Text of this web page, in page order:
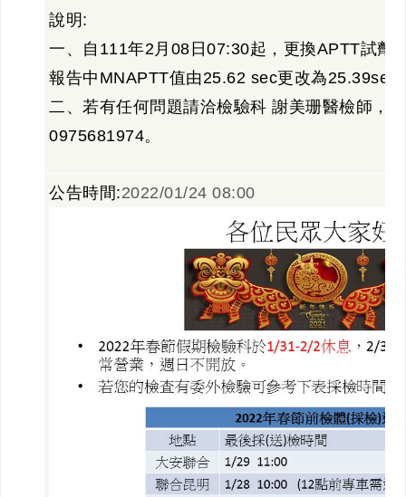
說明:
一、自111年2月08日07:30起，更換APTT試劑
報告中MNAPTT值由25.62 sec更改為25.39sec
二、若有任何問題請洽檢驗科 謝美珊醫檢師，
0975681974。
公告時間:2022/01/24 08:00